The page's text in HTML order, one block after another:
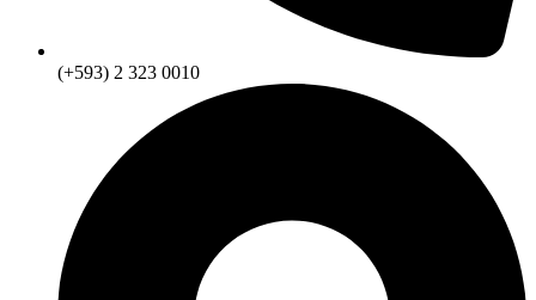
(+593) 2 323 0010